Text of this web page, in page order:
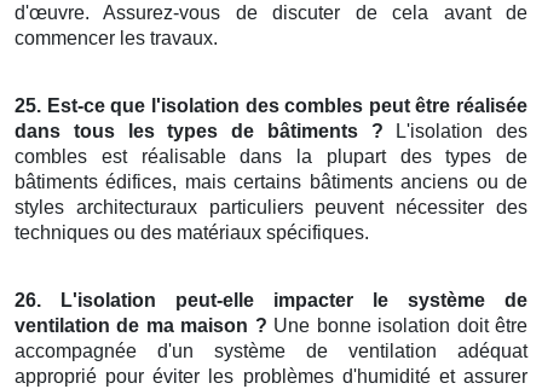
d'œuvre. Assurez-vous de discuter de cela avant de
commencer les travaux.
25. Est-ce que l'isolation des combles peut être réalisée
dans tous les types de bâtiments ? L'isolation des
combles est réalisable dans la plupart des types de
bâtiments édifices, mais certains bâtiments anciens ou de
styles architecturaux particuliers peuvent nécessiter des
techniques ou des matériaux spécifiques.
26. L'isolation peut-elle impacter le système de
ventilation de ma maison ? Une bonne isolation doit être
accompagnée d'un système de ventilation adéquat
approprié pour éviter les problèmes d'humidité et assurer